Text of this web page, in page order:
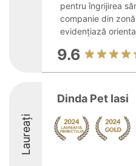
pentru îngrijirea
companie din
evidențiază
9.6
Laureați
Dinda Pet Iasi